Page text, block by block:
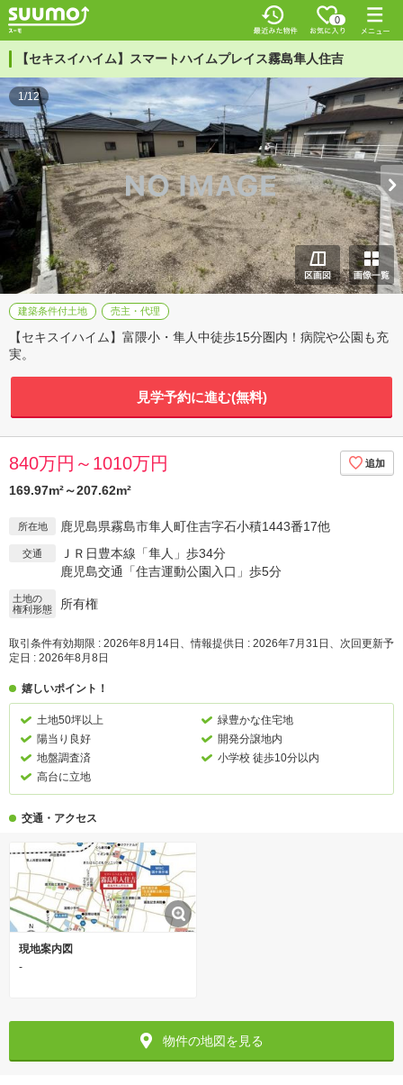
0
【セキスイハイム】スマートハイムプレイス霧島隼人住吉
1/12
建築条件付土地 売主・代理
【セキスイハイム】富隈小・隼人中徒歩15分圏内！病院や公園も充
実。
見学予約に進む(無料)
840万円～1010万円
169.97m²～207.62m²
所在地 鹿児島県霧島市隼人町住吉字石小積1443番17他
交通
ＪＲ日豊本線「隼人」歩34分
鹿児島交通「住吉運動公園入口」歩5分
土地の
権利形態
所有権
取引条件有効期限 : 2026年8月14日、情報提供日 : 2026年7月31日、次回更新予
定日 : 2026年8月8日
嬉しいポイント！
土地50坪以上
緑豊かな住宅地
陽当り良好
開発分譲地内
地盤調査済
小学校 徒歩10分以内
高台に立地
交通・アクセス
現地案内図
-
物件の地図を見る